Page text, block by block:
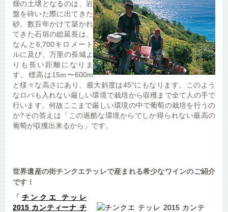
畑の土壌となるのは、岩
盤を砕いた際に出てきた
砂。数百年かけて築かれ
てきた石垣の総延長は、
なんと6,700キロメート
ルに及び、万里の長城よ
りも長い距離になりま
す。標高は15m〜600m
と様々な高さにあり、最大斜度は45°にもなります。このよう
なロバも入れない厳しい環境で栽培から収穫まで全て人の手で
行います。何故ここまで厳しい環境の中で葡萄の栽培を行うの
か?その答えは「この過酷な環境からでしか得られない最高の
葡萄が収獲出来るから」です。
世界遺産の街チンクエテッレで産まれる希少なワインのご紹介
です！
「 チンクエ テッレ
2015 カンティーナ チ